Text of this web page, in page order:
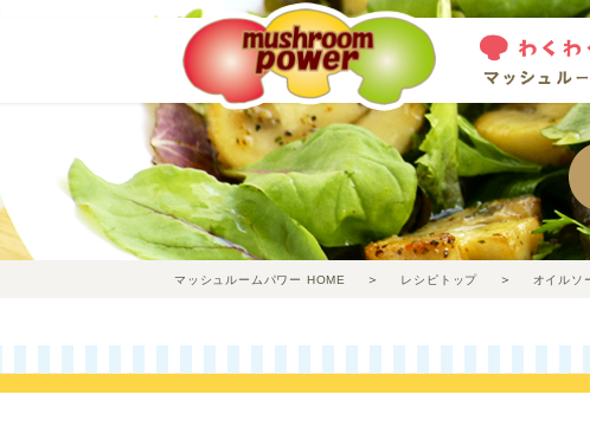
マッシュルームパワー HOME レシピトップ オイルソ